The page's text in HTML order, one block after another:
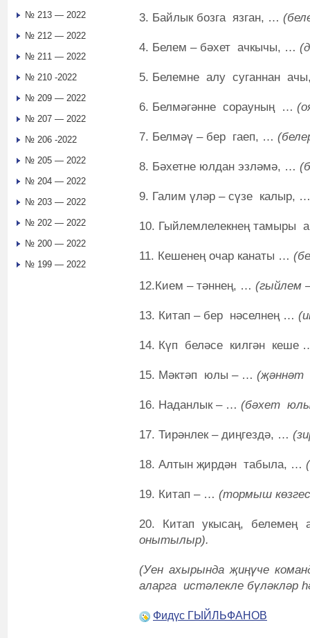
3. Байлык бозга язган, …
4. Белем – бәхет ачкычы, …
5. Белемне алу суганнан
6. Белмәгәнне сорауның …
7. Белмәү – бер гаеп, …
8. Бәхетне юлдан эзләмә, …
9. Галим үләр – сүзе калыр,
10. Гыйлемлелекнең
11. Кешенең очар канаты …
12.Кием – тәннең, … (гыйлем
13. Китап – бер нәселнең …
14. Күп беләсе килгән
15. Мәктәп юлы – …
16. Наданлык – … (бәхет
17. Тирәнлек – диңгездә, …
18. Алтын җирдән табыла, …
19. Китап – … (тормыш
20. Китап укысаң,
онытылыр).
(Уен ахырында җиңүче
аларга истәлекле бүләкләр
Фидүс ГЫЙЛЬФАНОВ
№ 213 — 2022
№ 212 — 2022
№ 211 — 2022
№ 210 -2022
№ 209 — 2022
№ 207 — 2022
№ 206 -2022
№ 205 — 2022
№ 204 — 2022
№ 203 — 2022
№ 202 — 2022
№ 200 — 2022
№ 199 — 2022